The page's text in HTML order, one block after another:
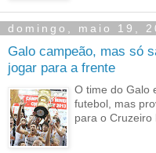
domingo, maio 19,
Galo campeão, mas só
jogar para a frente
O time do Galo
futebol, mas
para o Cruzeiro